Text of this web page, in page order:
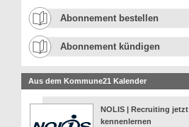
Abonnement bestellen
Abonnement kündigen
Aus dem Kommune21 Kalender
NOLIS | Recruiting jetzt
kennenlernen